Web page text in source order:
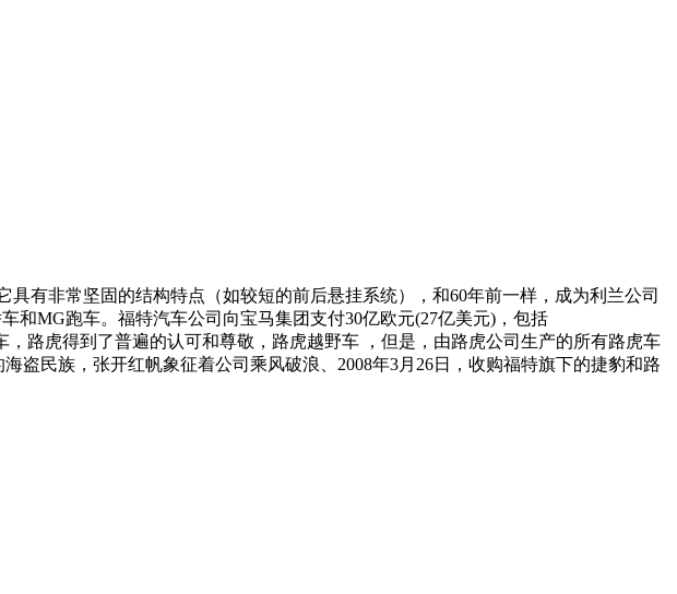
具有非常坚固的结构特点（如较短的前后悬挂系统），和60年前一样，成为利兰公司
和MG跑车。福特汽车公司向宝马集团支付30亿欧元(27亿美元)，包括
，路虎得到了普遍的认可和尊敬，路虎越野车 ，但是，由路虎公司生产的所有路虎车
盗民族，张开红帆象征着公司乘风破浪、2008年3月26日，收购福特旗下的捷豹和路